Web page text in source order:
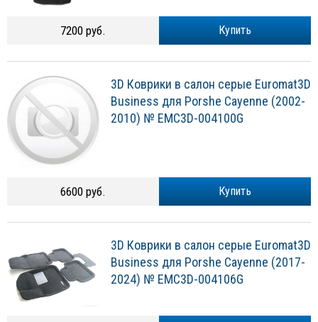
Купить
7200 руб.
3D Коврики в салон серые Euromat3D
Business для Porshe Cayenne (2002-
2010) № EMC3D-004100G
Купить
6600 руб.
3D Коврики в салон серые Euromat3D
Business для Porshe Cayenne (2017-
2024) № EMC3D-004106G